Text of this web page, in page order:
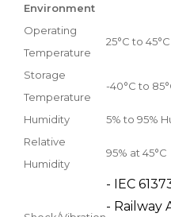
Environment
Operating
Temperature
25°C to 45°C
Storage
Temperature
-40°C to
Humidity
5% to 95%
Relative
Humidity
95% at 45°C
- IEC
- Railway